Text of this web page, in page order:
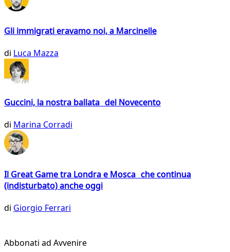
Gli immigrati eravamo noi, a Marcinelle
di Luca Mazza
Guccini, la nostra ballata del Novecento
di Marina Corradi
Il Great Game tra Londra e Mosca che continua
(indisturbato) anche oggi
di Giorgio Ferrari
Abbonati ad Avvenire